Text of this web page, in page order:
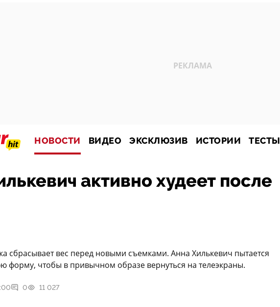
НОВОСТИ ВИДЕО ЭКСКЛЮЗИВ ИСТОРИИ ТЕСТЫ
активно худеет после
сбрасывает вес перед новыми съемками. Анна Хилькевич пытается
форму, чтобы в привычном образе вернуться на телеэкраны.
0 11 027